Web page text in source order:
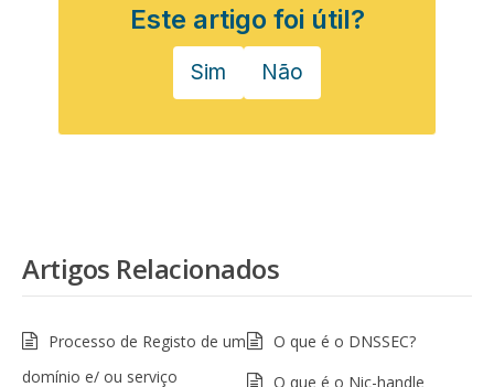
Este artigo foi útil?
Sim Não
Artigos Relacionados
Processo de Registo de um
domínio e/ ou serviço
O que é o DNSSEC?
O que é o Nic-handle